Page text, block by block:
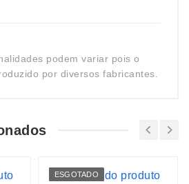
podem variar pois o
por diversos fabricantes.
ESGOTADO